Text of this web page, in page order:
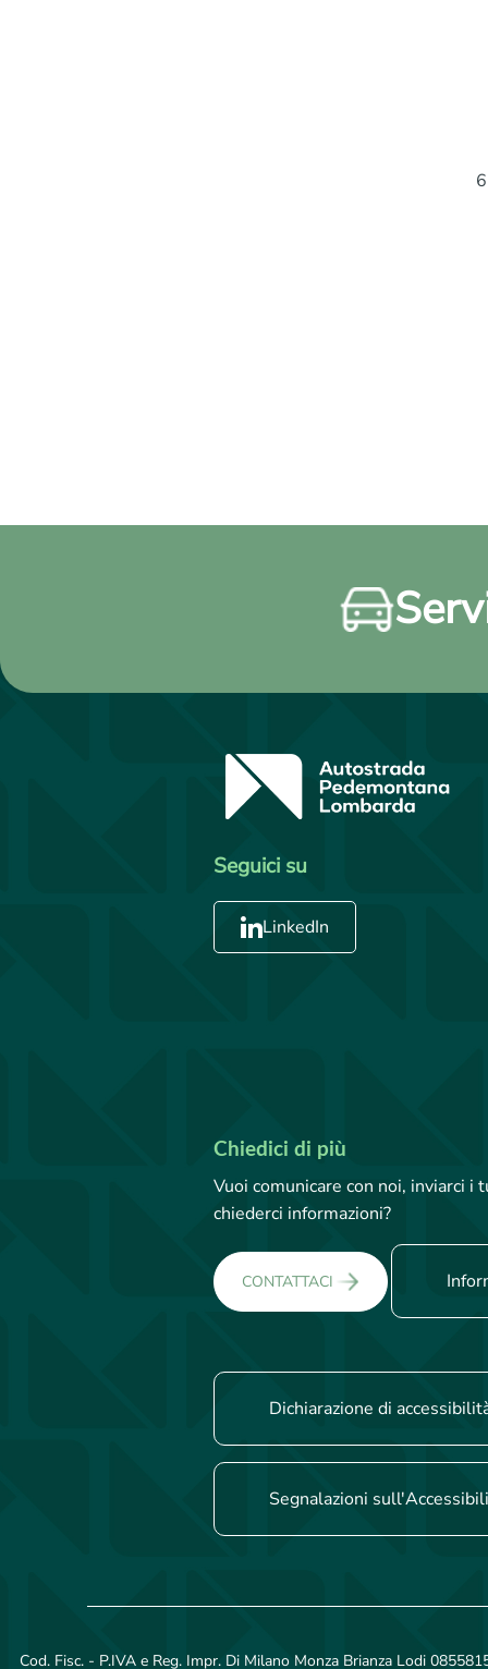
Seguici su
LinkedIn
Chiedici di più
Vuoi comunicare con noi, inviarci
chiederci informazioni?
CONTATTACI
Dichiarazione di
Segnalazioni
Cod. Fisc. - P.IVA e Reg. Impr. Di Milano Monza Brianza Lodi